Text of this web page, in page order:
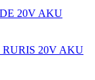
20V AKU
RURIS 20V AKU